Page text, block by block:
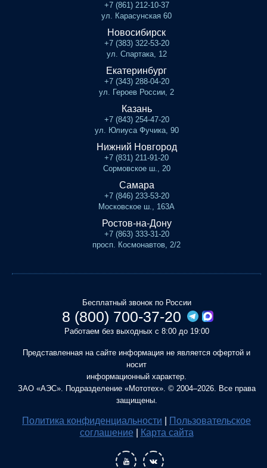
+7 (861) 212-10-37
ул. Карасунская 60
Новосибирск
+7 (383) 322-53-20
ул. Спартака, 12
Екатеринбург
+7 (343) 288-04-20
ул. Героев России, 2
Казань
+7 (843) 254-47-20
ул. Юлиуса Фучика, 90
Нижний Новгород
+7 (831) 211-91-20
Сормовское ш., 20
Самара
+7 (846) 233-53-20
Московское ш., 163А
Ростов-на-Дону
+7 (863) 333-31-20
просп. Космонавтов, 2/2
Бесплатный звонок по России
8 (800) 700-37-20
Работаем без выходных с 8:00 до 19:00
Представленная на сайте информация не является офертой и
носит
информационный характер.
ЗАО «АЭС». Подразделение «Мототех». © 2004–2026. Все права
защищены.
Политика конфиденциальности
Пользовательское
соглашение
Карта сайта